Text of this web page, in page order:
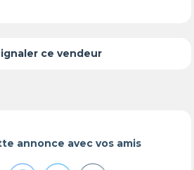
ce vendeur
annonce avec vos amis